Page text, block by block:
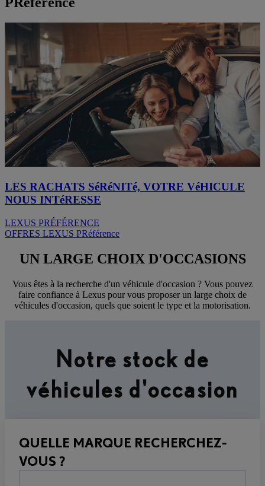
LES RACHATS SéRéNITé, VOTRE VéHICULE
NOUS INTéRESSE
LEXUS PRÉFÉRENCE
OFFRES LEXUS PRéférence
UN LARGE CHOIX D'OCCASIONS
Vous êtes à la recherche d'un véhicule d'occasion ? Vous pouvez
faire confiance à Lexus pour vous proposer un large choix de
véhicules d'occasion, quels que soient le type et la motorisation.
Notre stock de
véhicules d'occasion
QUELLE MARQUE RECHERCHEZ-
VOUS ?